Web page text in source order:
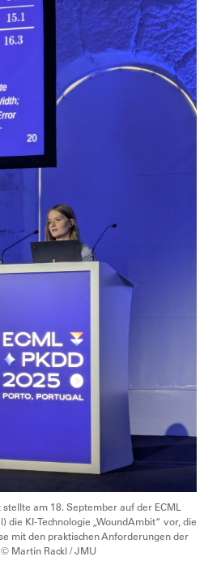
am 18. September auf der ECML
die KI-Technologie „WoundAmbit“ vor, die
mit den praktischen Anforderungen der
Martin Rackl / JMU